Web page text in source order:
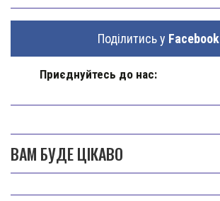
Поділитись у Facebook
Приєднуйтесь до нас:
ВАМ БУДЕ ЦІКАВО